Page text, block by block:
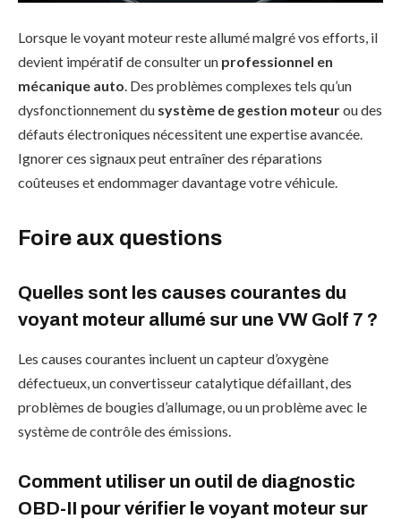
Lorsque le voyant moteur reste allumé malgré vos efforts, il
devient impératif de consulter un professionnel en
mécanique auto . Des problèmes complexes tels qu’un
dysfonctionnement du système de gestion moteurou des
défauts électroniques nécessitent une expertise avancée.
Ignorer ces signaux peut entraîner des réparations
coûteuses et endommager davantage votre véhicule.
Foire aux questions
Quelles sont les causes courantes du
voyant moteur allumé sur une VW Golf 7 ?
Les causes courantes incluent un capteur d’oxygène
défectueux, un convertisseur catalytique défaillant, des
problèmes de bougies d’allumage, ou un problème avec le
système de contrôle des émissions.
Comment utiliser un outil de diagnostic
OBD-II pour vérifier le voyant moteur sur